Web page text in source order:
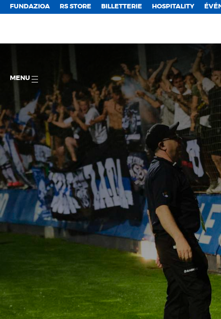
FUNDAZIOA RS STORE BILLETTERIE HOSPITALITY
MENU